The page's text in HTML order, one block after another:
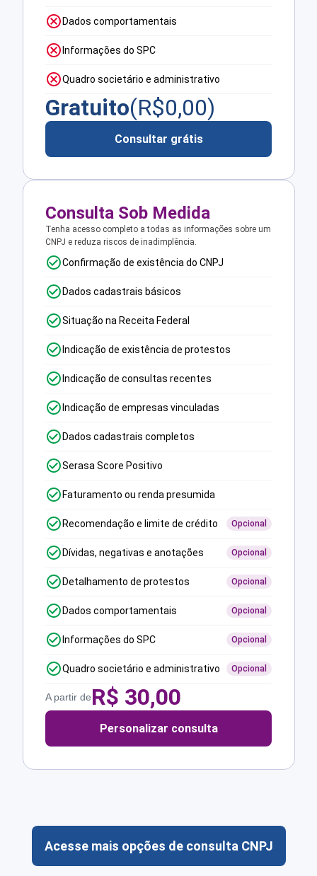
Dados comportamentais
Informações do SPC
Quadro societário e administrativo
Gratuito(R$0,00)
Consultar grátis
Consulta Sob Medida
Tenha acesso completo a todas as informações sobre um
CNPJ e reduza riscos de inadimplência.
Confirmação de existência do CNPJ
Dados cadastrais básicos
Situação na Receita Federal
Indicação de existência de protestos
Indicação de consultas recentes
Indicação de empresas vinculadas
Dados cadastrais completos
Serasa Score Positivo
Faturamento ou renda presumida
Recomendação e limite de crédito Opcional
Dívidas, negativas e anotações Opcional
Detalhamento de protestos Opcional
Dados comportamentais Opcional
Informações do SPC Opcional
Quadro societário e administrativo Opcional
A partir deR$ 30,00
Personalizar consulta
Acesse mais opções de consulta CNPJ